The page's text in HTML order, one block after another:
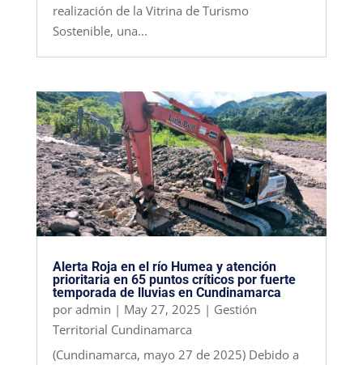
realización de la Vitrina de Turismo
Sostenible, una...
Alerta Roja en el río Humea y atención
prioritaria en 65 puntos críticos por fuerte
temporada de lluvias en Cundinamarca
por admin | May 27, 2025 | Gestión
Territorial Cundinamarca
(Cundinamarca, mayo 27 de 2025) Debido a